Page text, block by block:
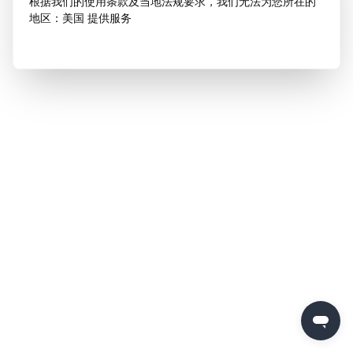
地区：美国 提供服务